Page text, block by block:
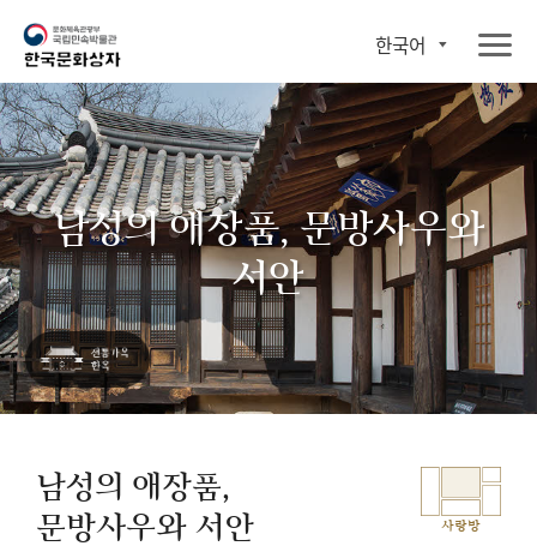
한국어
남성의 애장품, 문방사우와
서안
남성의 애장품,
문방사우와 서안
사랑방